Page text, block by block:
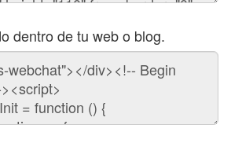
dentro de tu web o blog.